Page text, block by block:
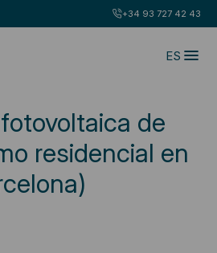
+34 93 727 42 43
ES
de
residencial en